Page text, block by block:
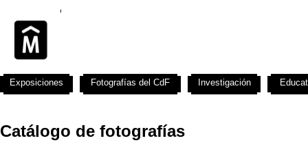
Catálogo de fotografías
Exposiciones Fotografías del CdF Investigación